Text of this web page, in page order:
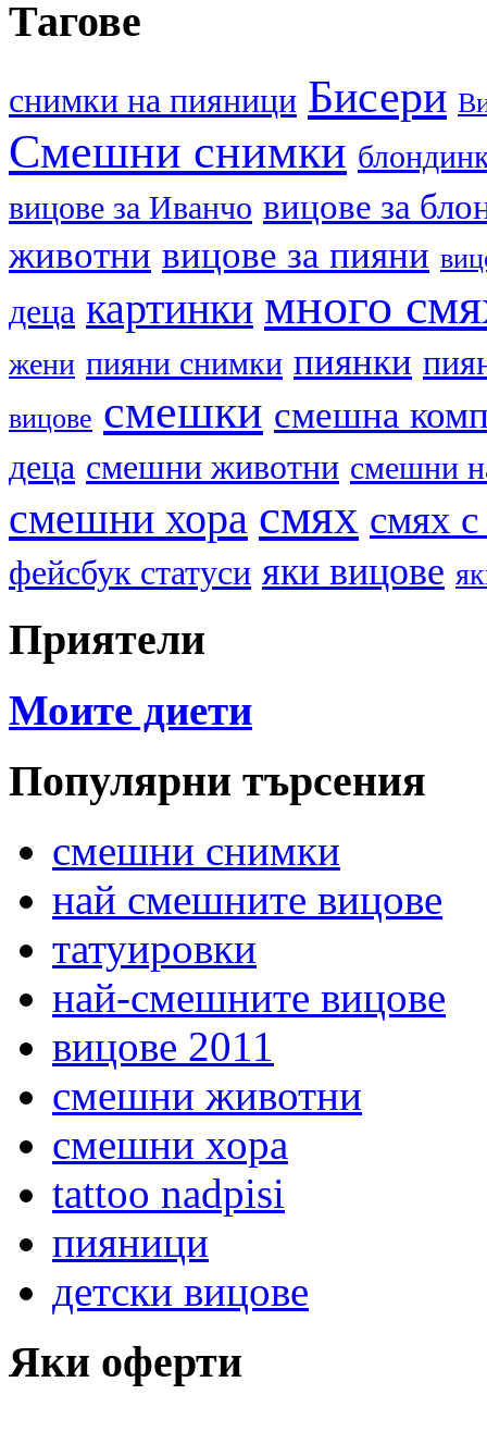
Тагове
cнимки на пияници Бисери
Смешни снимки
вицове за Иванчо вицове за
животни вицове за пияни
деца картинки много
жени пияни снимки пиянки
вицове смешки смешна
деца смешни животни смешни
смешни хора смях смях
фейсбук статуси яки вицове
Приятели
Моите диети
Популярни търсения
смешни снимки
най смешните вицове
татуировки
най-смешните вицове
вицове 2011
смешни животни
смешни хора
tattoo nadpisi
пияници
детски вицове
Яки оферти